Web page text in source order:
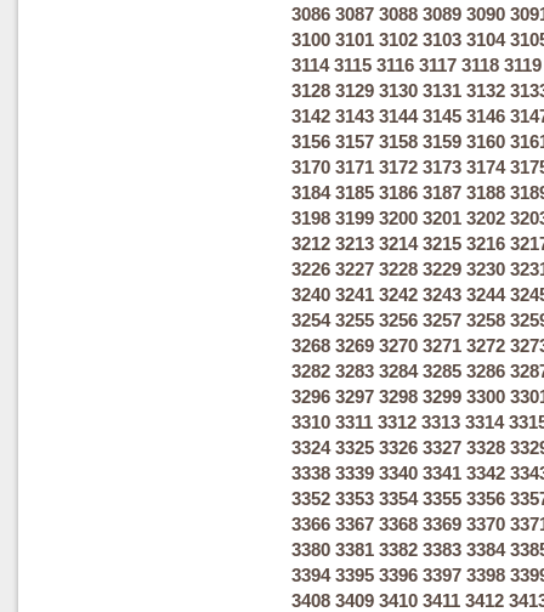
3086 3087 3088 3089 3090
3100 3101 3102 3103 3104
3114 3115 3116 3117 3118 3119
3128 3129 3130 3131 3132
3142 3143 3144 3145 3146
3156 3157 3158 3159 3160
3170 3171 3172 3173 3174
3184 3185 3186 3187 3188
3198 3199 3200 3201 3202
3212 3213 3214 3215 3216
3226 3227 3228 3229 3230
3240 3241 3242 3243 3244
3254 3255 3256 3257 3258
3268 3269 3270 3271 3272
3282 3283 3284 3285 3286
3296 3297 3298 3299 3300
3310 3311 3312 3313 3314
3324 3325 3326 3327 3328
3338 3339 3340 3341 3342
3352 3353 3354 3355 3356
3366 3367 3368 3369 3370
3380 3381 3382 3383 3384
3394 3395 3396 3397 3398
3408 3409 3410 3411 3412